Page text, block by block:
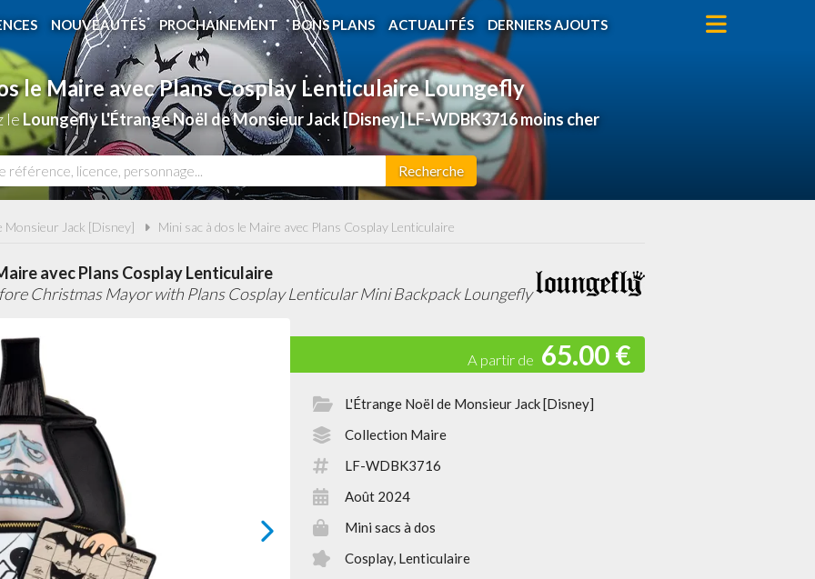
NOUVEAUTÉS PROCHAINEMENT BONS PLANS ACTUALITÉS DERNIERS AJOUTS
le Maire avec Plans Cosplay Lenticulaire Loungefly
leLoungefly L'Étrange Noël de Monsieur Jack [Disney] LF-WDBK3716 moins cher
Recherche
Monsieur Jack [Disney] Mini sac à dos le Maire avec Plans Cosplay Lenticulaire
avec Plans Cosplay Lenticulaire
Christmas Mayor with Plans Cosplay Lenticular Mini Backpack Loungefly
L'Étrange Noël de Monsieur Jack [Disney]
Collection Maire
LF-WDBK3716
Août 2024
Mini sacs à dos
Cosplay, Lenticulaire
65.00 €